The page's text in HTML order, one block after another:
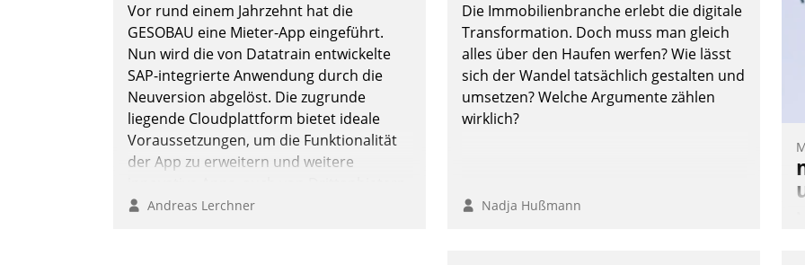
Vor rund einem Jahrzehnt hat die
GESOBAU eine Mieter-App eingeführt.
Nun wird die von Datatrain entwickelte
SAP-integrierte Anwendung durch die
Neuversion abgelöst. Die zugrunde
liegende Cloudplattform bietet ideale
Voraussetzungen, um die Funktionalität
der App zu erweitern und weitere
in SAP zu integrieren.
Andreas Lerchner
Die Immobilienbranche erlebt die digitale
Transformation. Doch muss man gleich
alles über den Haufen werfen? Wie lässt
sich der Wandel tatsächlich gestalten und
umsetzen? Welche Argumente zählen
wirklich?
Nadja Hußmann